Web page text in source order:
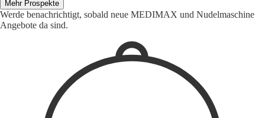
Mehr Prospekte
Werde benachrichtigt, sobald neue MEDIMAX und Nudelmaschine
Angebote da sind.